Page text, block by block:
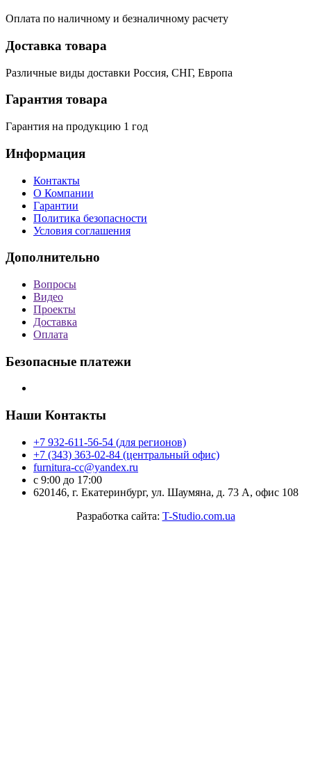
Оплата по наличному и безналичному расчету
Доставка товара
Различные виды доставки Россия, СНГ, Европа
Гарантия товара
Гарантия на продукцию 1 год
Информация
Контакты
О Компании
Гарантии
Политика безопасности
Условия соглашения
Дополнительно
Вопросы
Видео
Проекты
Доставка
Оплата
Безопасные платежи
Наши Контакты
+7 932-611-56-54 (для регионов)
+7 (343) 363-02-84 (центральный офис)
furnitura-cc@yandex.ru
с 9:00 до 17:00
620146, г. Екатеринбург, ул. Шаумяна, д. 73 А, офис 108
Разработка сайта: T-Studio.com.ua